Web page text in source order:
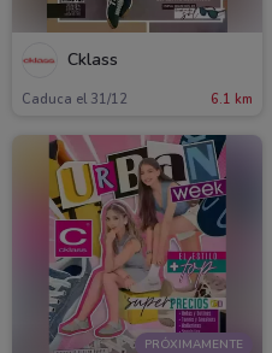
Cklass
Caduca el 31/12 6.1 km
PRÓXIMAMENTE